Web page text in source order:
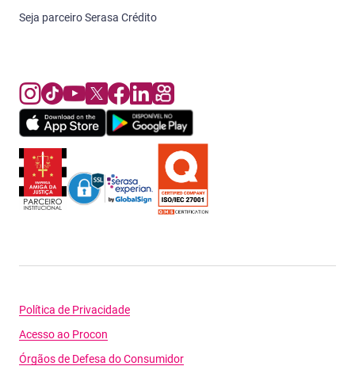
Seja parceiro Serasa Crédito
Política de Privacidade
Acesso ao Procon
Órgãos de Defesa do Consumidor